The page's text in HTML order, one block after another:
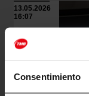
Consentimiento
13.05.2026
16:07